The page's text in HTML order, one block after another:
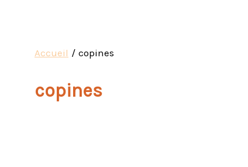
Accueil copines
copines